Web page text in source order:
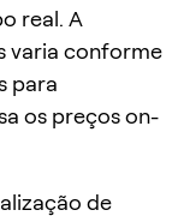
real. A
varia conforme
para
os preços on-
de